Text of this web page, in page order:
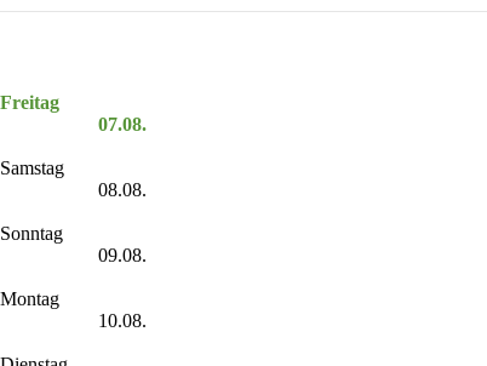
Freitag
07.08.
Samstag
08.08.
Sonntag
09.08.
Montag
10.08.